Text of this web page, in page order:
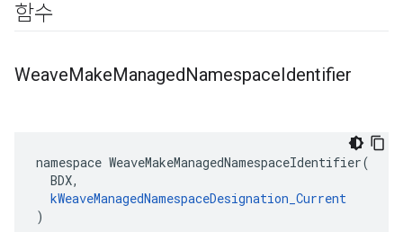
함수
WeaveMakeManagedNamespaceIdentifier
namespace WeaveMakeManagedNamespaceIdentifier(
  BDX,
kWeaveManagedNamespaceDesignation_Current
)